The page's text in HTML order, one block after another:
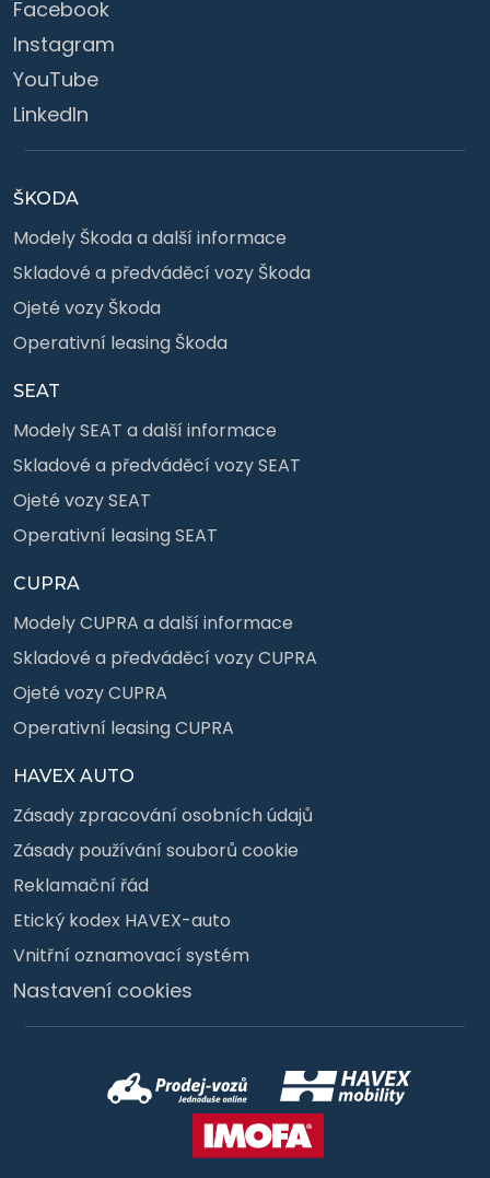
Facebook
Instagram
YouTube
LinkedIn
ŠKODA
Modely Škoda a další informace
Skladové a předváděcí vozy Škoda
Ojeté vozy Škoda
Operativní leasing Škoda
SEAT
Modely SEAT a další informace
Skladové a předváděcí vozy SEAT
Ojeté vozy SEAT
Operativní leasing SEAT
CUPRA
Modely CUPRA a další informace
Skladové a předváděcí vozy CUPRA
Ojeté vozy CUPRA
Operativní leasing CUPRA
HAVEX AUTO
Zásady zpracování osobních údajů
Zásady používání souborů cookie
Reklamační řád
Etický kodex HAVEX-auto
Vnitřní oznamovací systém
Nastavení cookies